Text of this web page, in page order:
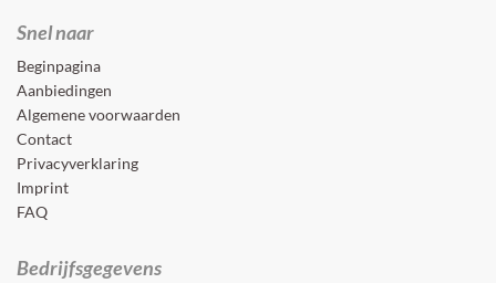
Snel naar
Beginpagina
Aanbiedingen
Algemene voorwaarden
Contact
Privacyverklaring
Imprint
FAQ
Bedrijfsgegevens